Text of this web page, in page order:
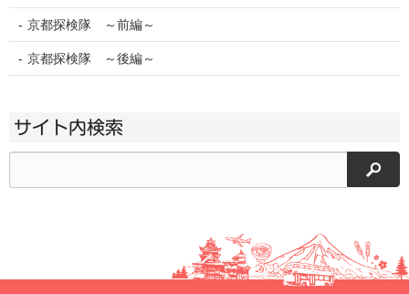
京都探検隊 ～前編～
京都探検隊 ～後編～
サイト内検索
検索